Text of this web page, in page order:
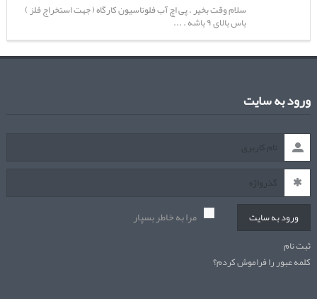
سلام وقت بخیر . پی اچ آب فلوتاسیون کارگاه ( جهت استخراج فلز )
باس بالای ۹ باشه . ...
ورود به سایت
ورود به سایت مرا به خاطر بسپار
ثبت نام
کلمه عبور را فراموش کردم؟